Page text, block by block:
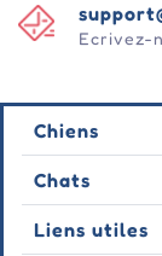
Ecrivez-
Chiens
Puces et tiques
Vermifuges
Vers
Chats
Puces et tiques
Vermifuges
Liens utiles